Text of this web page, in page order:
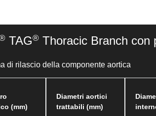
TAG® Thoracic Branch con
di rilascio della componente aortica
(mm)
Diametri aortici
trattabili (mm)